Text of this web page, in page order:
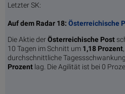
Letzter SK:
Auf dem Radar 18: Österreichische
Die Aktie derÖsterreichische Post
10 Tagen im Schnitt um 1,18 Pro­zent
durchschnittliche
Prozent lag. Die Agilität ist bei 0